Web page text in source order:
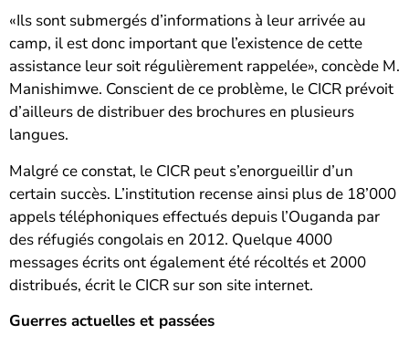
«Ils sont submergés d’informations à leur arrivée au
camp, il est donc important que l’existence de cette
assistance leur soit régulièrement rappelée», concède M.
Manishimwe. Conscient de ce problème, le CICR prévoit
d’ailleurs de distribuer des brochures en plusieurs
langues.
Malgré ce constat, le CICR peut s’enorgueillir d’un
certain succès. L’institution recense ainsi plus de 18’000
appels téléphoniques effectués depuis l’Ouganda par
des réfugiés congolais en 2012. Quelque 4000
messages écrits ont également été récoltés et 2000
distribués, écrit le CICR sur son site internet.
Guerres actuelles et passées